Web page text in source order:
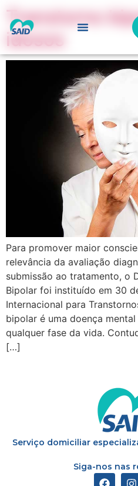
Transtorno
idosos
Para promover maior
relevância da avaliação
submissão ao tratamento, o
Bipolar foi instituído em 30
Internacional para
bipolar é uma doença
qualquer fase da vida.
[…]
Serviço domiciliar
Siga-nos nas